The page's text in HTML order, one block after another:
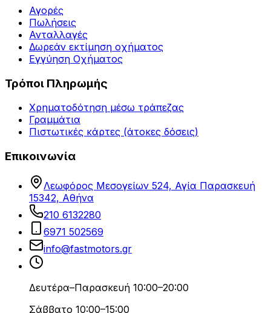
Αγορές
Πωλήσεις
Ανταλλαγές
Δωρεάν εκτίμηση οχήματος
Εγγύηση Οχήματος
Τρόποι Πληρωμής
Χρηματοδότηση μέσω τράπεζας
Γραμμάτια
Πιστωτικές κάρτες (άτοκες δόσεις)
Επικοινωνία
Λεωφόρος Μεσογείων 524, Αγία Παρασκευή
15342, Αθήνα
210 6132280
6971 502569
info@fastmotors.gr
Δευτέρα–Παρασκευή 10:00–20:00
Σάββατο 10:00–15:00